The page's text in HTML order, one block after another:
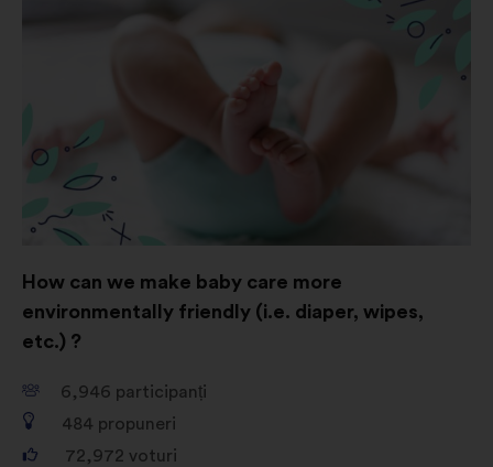
How can we make baby care more
environmentally friendly (i.e. diaper, wipes,
etc.) ?
6,946 participanți
484 propuneri
72,972 voturi